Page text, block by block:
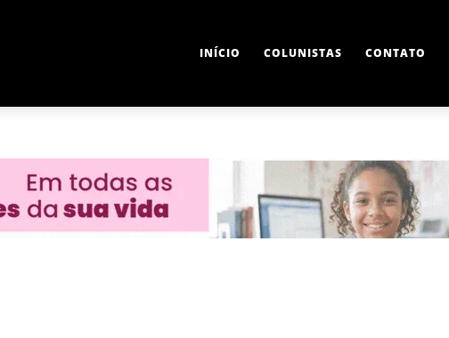
INÍCIO COLUNISTAS CONTATO